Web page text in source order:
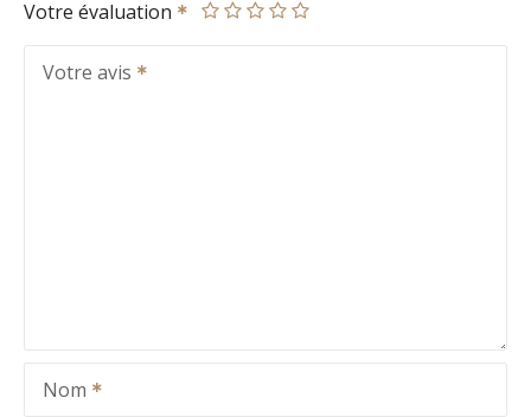
Votre évaluation
Votre avis
Nom